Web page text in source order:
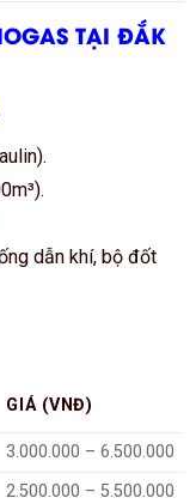
TẠI ĐẮK
dẫn khí, bộ đốt
GIÁ (VNĐ)
3.000.000 – 6.500.000
2.500.000 – 5.500.000